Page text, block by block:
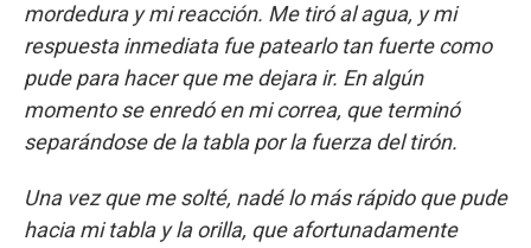
mordedura y mi reacción. Me tiró al agua, y mi
respuesta inmediata fue patearlo tan fuerte como
pude para hacer que me dejara ir. En algún
momento se enredó en mi correa, que terminó
separándose de la tabla por la fuerza del tirón.
Una vez que me solté, nadé lo más rápido que pude
hacia mi tabla y la orilla, que afortunadamente